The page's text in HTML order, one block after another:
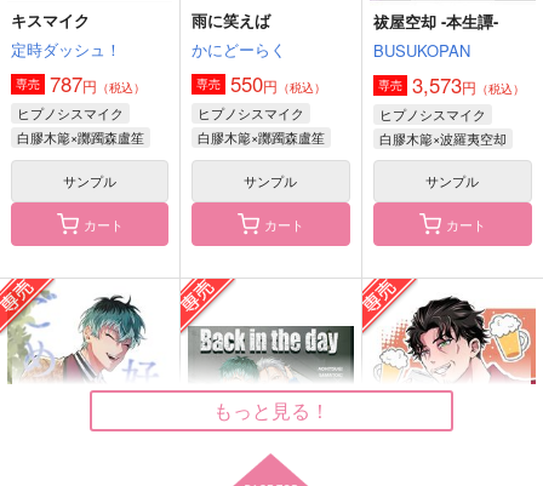
青春シミュレーション
O*2
1,100円（税込）
白膠木簓×躑躅森盧笙
恋はつらい、恋わずら
い
ミンチ
787円（税込）
白膠木簓×躑躅森盧笙
サンプル
DEVILISH YOUTH
まだあいも見ず
629円（税込）
躑躅森盧笙×白膠木簓
キスマイク
定時ダッシュ！
専売 787円 （税込）
ヒプノシスマイク
白膠木簓×躑躅森盧笙
サンプル
カート
雨に笑えば
かにどーらく
専売 550円 （税込）
ヒプノシスマイク
白膠木簓×躑躅森盧笙
サンプル
カート
祓屋空却 -本生譚-
BUSUKOPAN
専売 3,573円 （税込）
ヒプノシスマイク
白膠木簓×波羅夷空却
サンプル
カート
もっと見る！